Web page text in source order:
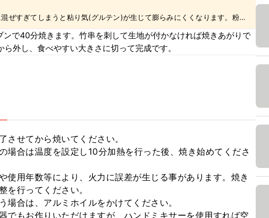
ぜすぎてしまうと粘り気(グルテン)が生じて膨らみにくくなります。粉類
混ぜすぎないようご注意ください。また、生地を切るように混ぜる方法は
で40分焼きます。竹串を刺して生地が付かなければ焼きあがりで
外し、食べやすい大きさに切って完成です。
させてから焼いてください。
場合は温度を設定し10分加熱を行った後、焼き始めてくださ
使用年数等により、火力に誤差が生じる事があります。焼き
を行ってください。
場合は、アルミホイルをかけてください。
でもお作りいただけますが、ハンドミキサーを使用すれば空